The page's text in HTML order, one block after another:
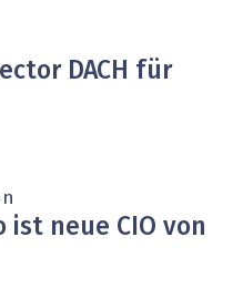
DACH für
ist neue CIO von